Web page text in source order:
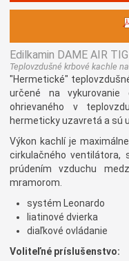
Edilkamin DAME AIR
Teplovzdušné krbové kachle
"Hermetické"
určené na vykurovanie
ohrievaného v
hermeticky uzavretá a sú
Výkon kachlí je maximálne
cirkulačného ventilátora,
prúdením vzduchu
mramorom.
systém Leonardo
liatinové dvierka
diaľkové ovládanie
Voliteľné príslušenstvo: